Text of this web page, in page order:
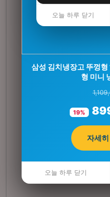
오늘 하루 닫기
CJ 바이오코어 건강한
량유산균
57%
자세
오늘 하루 닫기
삼성 김치냉장고 뚜껑
형 미니
19%
자세
오늘 하루 닫기